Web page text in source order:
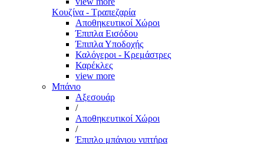
Κουζίνα - Τραπεζαρία
Αποθηκευτικοί Χώροι
Έπιπλα Εισόδου
Έπιπλα Υποδοχής
Καλόγεροι - Κρεμάστρες
Καρέκλες
view more
Μπάνιο
Αξεσουάρ
/
Αποθηκευτικοί Χώροι
/
Έπιπλο μπάνιου νιπτήρα